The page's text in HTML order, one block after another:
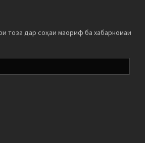
тоза дар соҳаи маориф ба хабарномаи